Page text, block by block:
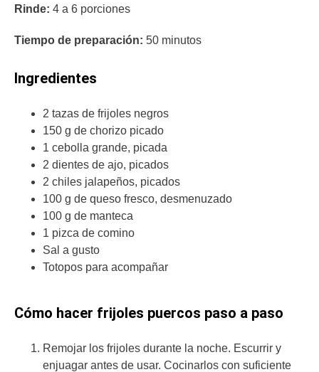
Rinde: 4 a 6 porciones
Tiempo de preparación: 50 minutos
Ingredientes
2 tazas de frijoles negros
150 g de chorizo picado
1 cebolla grande, picada
2 dientes de ajo, picados
2 chiles jalapeños, picados
100 g de queso fresco, desmenuzado
100 g de manteca
1 pizca de comino
Sal a gusto
Totopos para acompañar
Cómo hacer frijoles puercos paso a paso
Remojar los frijoles durante la noche. Escurrir y
enjuagar antes de usar. Cocinarlos con suficiente